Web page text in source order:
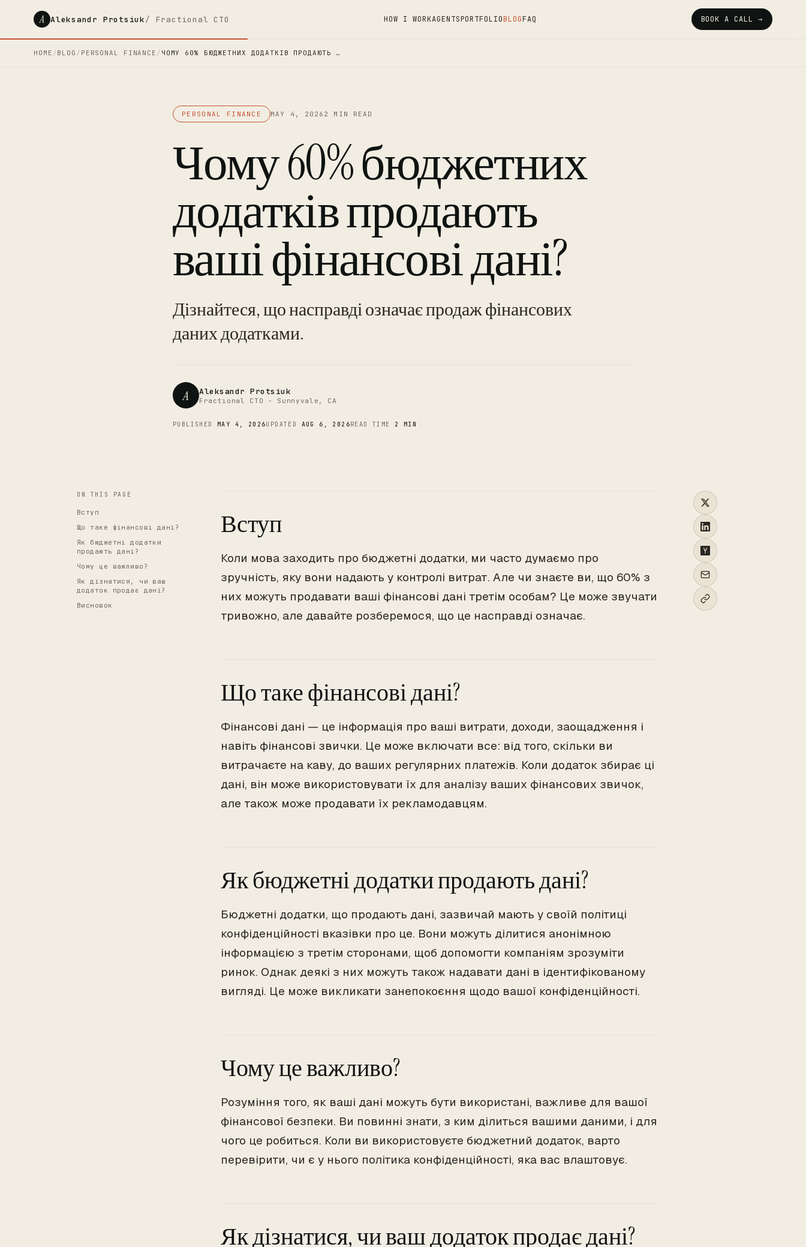
A Aleksandr Protsiuk/ Fractional CTO HOW I WORKAGENTSPORTFOLIOBLOGFAQ BOOK A CALL →
HOME /BLOG / PERSONAL FINANCE / ЧОМУ 60% БЮДЖЕТНИХ ДОДАТКІВ ПРОДАЮТЬ …
PERSONAL FINANCE MAY 4, 2026 2 MIN READ
Чому 60% бюджетних
додатків продають
ваші фінансові дані?
Дізнайтеся, що насправді означає продаж фінансових
даних додатками.
A Aleksandr Protsiuk
Fractional CTO - Sunnyvale, CA
PUBLISHED MAY 4, 2026UPDATED AUG 6, 2026READ TIME 2 MIN
CTO
ON THIS PAGE
Вступ
Що таке фінансові дані?
Як бюджетні додатки
продають дані?
Чому це важливо?
Як дізнатися, чи ваш
додаток продає дані?
Висновок
Вступ
Коли мова заходить про бюджетні додатки, ми часто думаємо про
зручність, яку вони надають у контролі витрат. Але чи знаєте ви, що 60% з
них можуть продавати ваші фінансові дані третім особам? Це може звучати
тривожно, але давайте розберемося, що це насправді означає.
Що таке фінансові дані?
Фінансові дані — це інформація про ваші витрати, доходи, заощадження і
навіть фінансові звички. Це може включати все: від того, скільки ви
витрачаєте на каву, до ваших регулярних платежів. Коли додаток збирає ці
дані, він може використовувати їх для аналізу ваших фінансових звичок,
але також може продавати їх рекламодавцям.
Як бюджетні додатки продають дані?
Бюджетні додатки, що продають дані, зазвичай мають у своїй політиці
конфіденційності вказівки про це. Вони можуть ділитися анонімною
інформацією з третім сторонами, щоб допомогти компаніям зрозуміти
ринок. Однак деякі з них можуть також надавати дані в ідентифікованому
вигляді. Це може викликати занепокоєння щодо вашої конфіденційності.
Чому це важливо?
Розуміння того, як ваші дані можуть бути використані, важливе для вашої
фінансової безпеки. Ви повинні знати, з ким ділиться вашими даними, і для
чого це робиться. Коли ви використовуєте бюджетний додаток, варто
перевірити, чи є у нього політика конфіденційності, яка вас влаштовує.
Як дізнатися, чи ваш додаток продає дані?